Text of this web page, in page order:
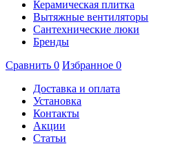
Керамическая плитка
Вытяжные вентиляторы
Сантехнические люки
Бренды
Сравнить 0 Избранное 0
Доставка и оплата
Установка
Контакты
Акции
Статьи